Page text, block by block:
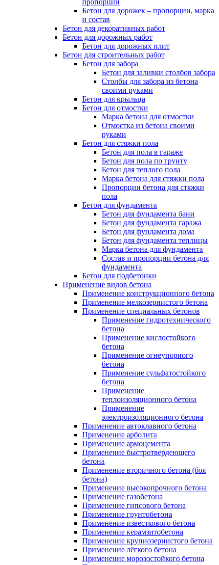
пропорции
Бетон для дорожек – пропорции, марка
и состав
Бетон для декоративных работ
Бетон для дорожных работ
Бетон для дорожных плит
Бетон для строительных работ
Бетон для забора
Бетон для заливки столбов забора
Столбы для забора из бетона
своими руками
Бетон для крыльца
Бетон для отмостки
Марка бетона для отмостки
Отмостка из бетона своими
руками
Бетон для стяжки пола
Бетон для пола в гараже
Бетон для пола по грунту
Бетон для теплого пола
Марка бетона для стяжки пола
Пропорции бетона для стяжки
пола
Бетон для фундамента
Бетон для фундамента бани
Бетон для фундамента гаража
Бетон для фундамента дома
Бетон для фундамента теплицы
Марка бетона для фундамента
Состав и пропорции бетона для
фундамента
Бетон для подбетонки
Применение видов бетона
Применение конструкционного бетона
Применение мелкозернистого бетона
Применение специальных бетонов
Применение гидротехнического
бетона
Применение кислостойкого
бетона
Применение огнеупорного
бетона
Применение сульфатостойкого
бетона
Применение
теплоизоляционного бетона
Применение
электроизоляционного бетона
Применение автоклавного бетона
Применение арболита
Применение армоцемента
Применение быстротвердеющего
бетона
Применение вторичного бетона (боя
бетона)
Применение высокопрочного бетона
Применение газобетона
Применение гипсового бетона
Применение грунтобетона
Применение известкового бетона
Применение керамзитобетона
Применение крупнозернистого бетона
Применение лёгкого бетона
Применение морозостойкого бетона